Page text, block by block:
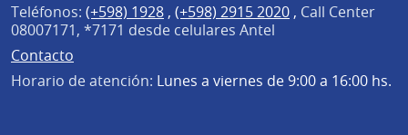
Teléfonos: (+598) 1928 , (+598) 2915 2020 , Call Center
08007171, *7171 desde celulares Antel
Contacto
Horario de atención: Lunes a viernes de 9:00 a 16:00 hs.